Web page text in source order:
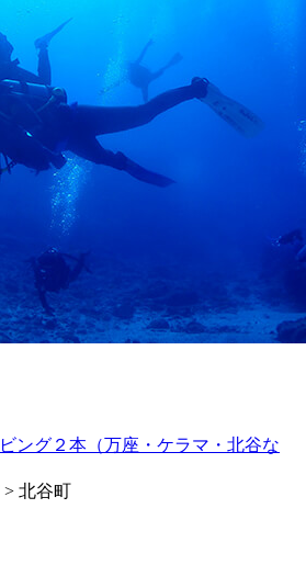
ング２本（万座・ケラマ・北谷な
北谷町